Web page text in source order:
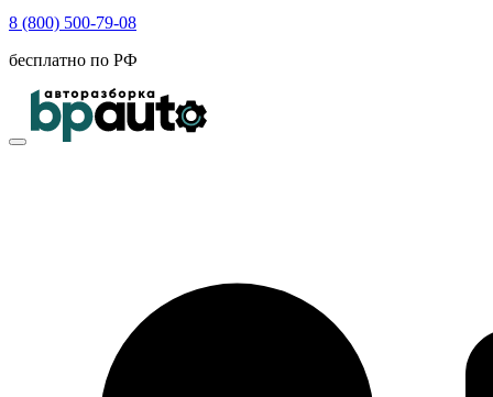
8 (800) 500-79-08
бесплатно по РФ